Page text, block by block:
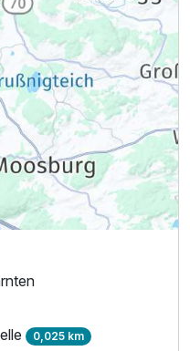
0,025 km